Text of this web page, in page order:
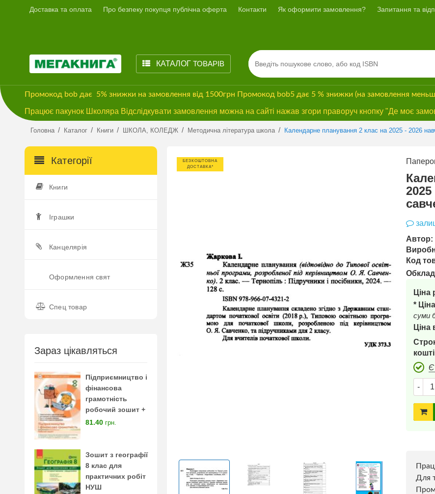
Доставка та оплата Про безпеку покупця публічна оферта Контакти Як оформити замовлення? Запитання та
КАТАЛОГТОВАРІВ
Промокод bob дає 5% знижки на замовлення від 1500грн Промокод bob5 дає 5 % знижки (на замовлення
Працює пакунок Школяра Відслідкувати замовлення можна на сайті нажав згори праворуч кнопку "Де моє
Головна / Каталог / Книги / ШКОЛА, КОЛЕДЖ / Методична література школа / Календарне планування 2 клас на 2025 - 2026
Категорії
Книги
Іграшки
Канцелярія
Оформлення свят
Спец товар
Зараз цікавляться
Підприємництво і
фінансова
грамотність
робочий зошит +
тестові завдання 8
81.40 грн.
Зошит з географії
8 клас для
практичних робіт
НУШ
Previous
БЕЗКОШТОВНА
ДОСТАВКА*
ДОСТАВКА*
Next
Автор:
Код
Ціна
*
суми
Ціна
Є
-
Для